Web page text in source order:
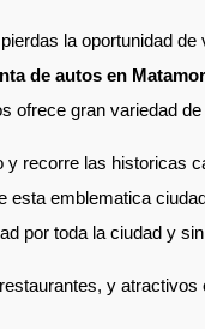
la oportunidad
de autos en
ofrece gran variedad
y recorre las historicas
esta emblematica
por toda la ciudad y
y